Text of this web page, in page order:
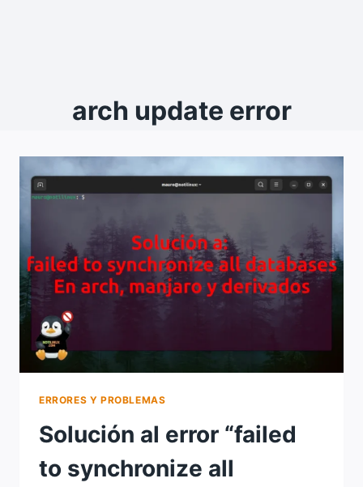
arch update error
ERRORES Y PROBLEMAS
Solución al error “failed
to synchronize all